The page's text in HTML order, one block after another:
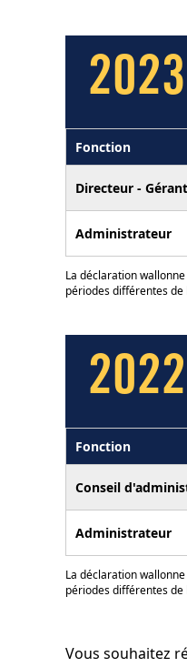
2023
Fonction
Directeur - Gérant
Administrateur
La déclaration
périodes différentes de
2022
Fonction
Conseil
Administrateur
La déclaration
périodes différentes de
Vous souhaitez